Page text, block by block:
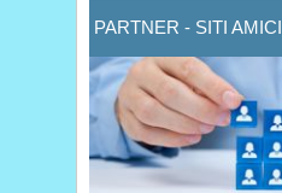
PARTNER - SITI AMICI